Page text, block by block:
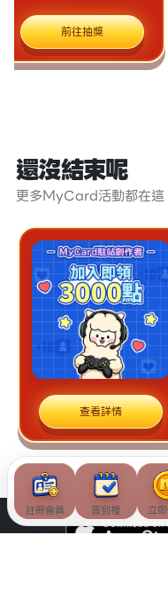
前往抽獎
還沒結束呢
更多MyCard活動都在這
查看詳情
註冊會員 簽到禮 立